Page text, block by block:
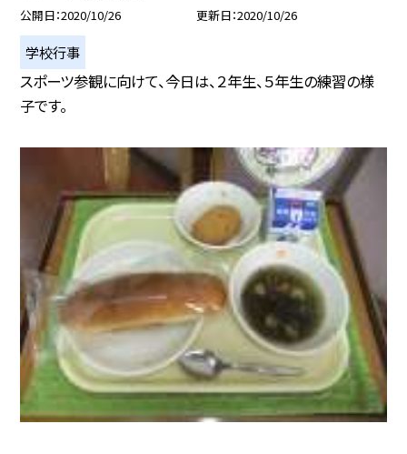
公開日 2020/10/26 更新日 2020/10/26
学校行事
スポーツ参観に向けて、今日は、２年生、５年生の練習の様
子です。